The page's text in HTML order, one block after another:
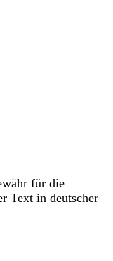
für die
Text in deutscher